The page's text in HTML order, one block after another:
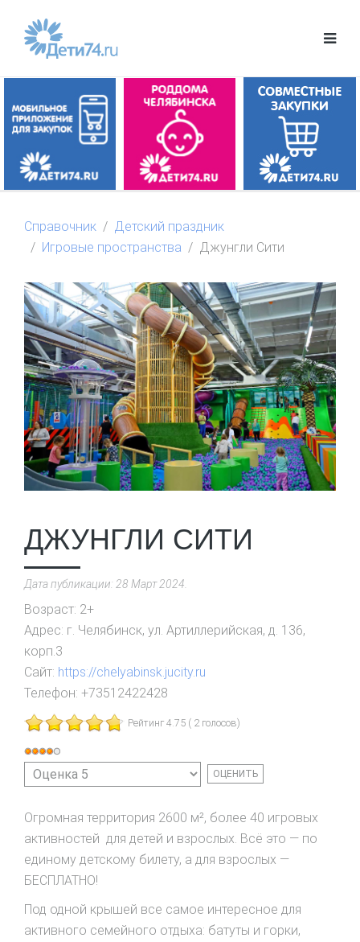
Справочник
Детский праздник
Игровые пространства
Джунгли Сити
ДЖУНГЛИ СИТИ
Дата публикации: 28 Март 2024
Возраст: 2+
Адрес: г. Челябинск, ул. Артиллерийская, д. 136,
корп.3
Сайт: https://chelyabinsk.jucity.ru
Телефон: +73512422428
Рейтинг 4.75 ( 2 голосов)
Рейтинг:
4/5
Пожалуйста,
Огромная территория 2600 м², более 40 игровых
активностей для детей и взрослых. Всё это — по
единому детскому билету, а для взрослых —
БЕСПЛАТНО!
Под одной крышей все самое интересное для
активного семейного отдыха: батуты и горки,